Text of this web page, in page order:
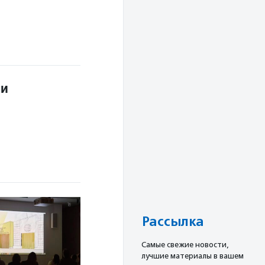
Рассылка
Cамые свежие новости,
лучшие материалы в вашем